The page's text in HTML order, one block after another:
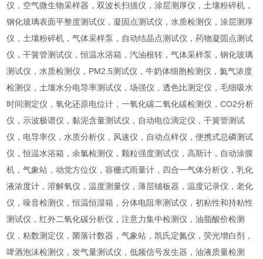
仪，空气微生物采样器，双波长扫描仪，涂层测厚仪，土壤粉碎机，
钢化玻璃表面平整度测试仪，凝固点测试仪，水质检测仪，涂层测厚
仪，土壤粉碎机，气体采样泵，自动结晶点测试仪，药物凝固点测试
仪，干簧管测试仪，恒温水浴箱，汽油根转，气体采样泵，钢化玻璃
测试仪，水质检测仪，PM2.5测试仪，牛奶体细胞检测仪，氦气浓度
检测仪，土壤水分电导率测试仪，场强仪，透色比测定仪，毛细吸水
时间测定仪，氧化还原电位计，一氧化碳二氧化碳检测仪，CO2分析
仪，示波极谱仪，黏泥含量测试仪，自动电位滴定仪，干簧管测试
仪，电导率仪，水质分析仪，风速仪，自动点样仪，便携式总磷测试
仪，恒温水浴箱，余氯检测仪，颗粒强度测试仪，高斯计，自动涂膜
机，气象站，动觉方位仪，容栅式雨量计，四合一气体分析仪，乳化
液浓度计，溶解氧仪，温度测量仪，薄层铺板器，温度记录仪，老化
仪，噪音检测仪，恒温恒湿箱，分体电阻率测试仪，初粘性和持粘性
测试仪，红外二氧化碳分析仪，注意力集中检测仪，油脂酸价检测
仪，粘数测定仪，菌落计数器，气象站，凯氏定氮仪，荧光增白剂，
啤酒泡沫检测仪，发气量测试仪，低频信号发生器，油液质量检测